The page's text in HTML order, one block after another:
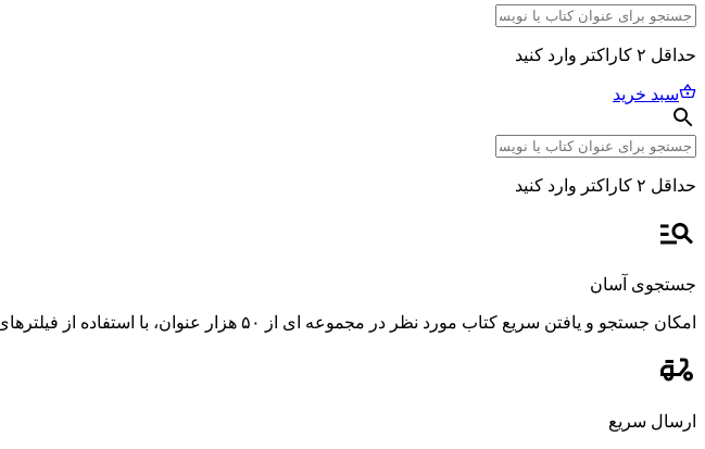
حداقل ۲ کاراکتر وارد کنید
سبد خرید
حداقل ۲ کاراکتر وارد کنید
جستجوی آسان
امکان جستجو و یافتن سریع کتاب مورد نظر در مجموعه ای از ۵۰ هزار عنوان، با استفاده از فیلترهای پیشرفته و دقیق.
ارسال سریع